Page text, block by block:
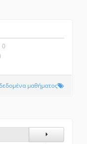
0
μαθήματος
Επόμενος